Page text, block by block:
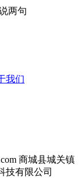
两句
我们
商城县城关镇
技有限公司